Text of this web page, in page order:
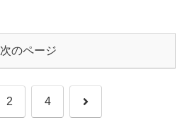
次のページ
2 4 次